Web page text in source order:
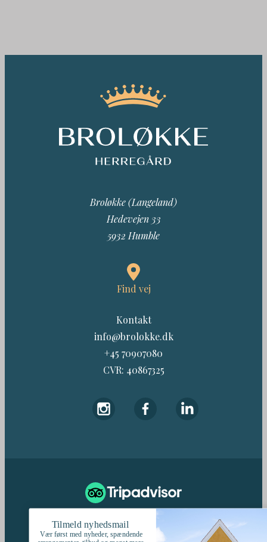
Broløkke (Langeland)
Hedevejen 33
5932 Humble
Find vej
Kontakt
info@brolokke.dk
+45 70907080
CVR: 40867325
Tilmeld nyhedsmail
Vær først med nyheder, spændende